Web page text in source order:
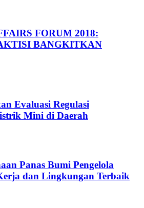
FORUM 2018:
BANGKITKAN
Evaluasi Regulasi
Mini di Daerah
Panas Bumi Pengelola
dan Lingkungan Terbaik